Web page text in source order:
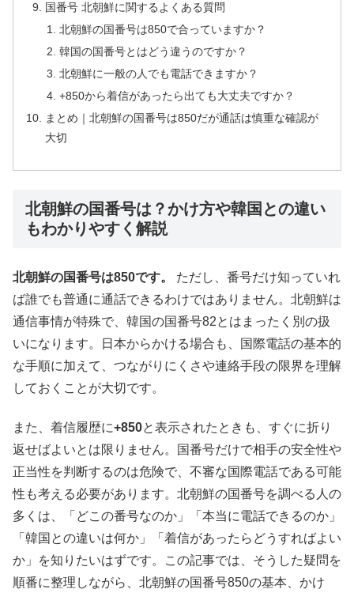
国番号 北朝鮮に関するよくある質問
北朝鮮の国番号は850で合っていますか？
韓国の国番号とはどう違うのですか？
北朝鮮に一般の人でも電話できますか？
+850から着信があったら出ても大丈夫ですか？
まとめ｜北朝鮮の国番号は850だが通話は慎重な確認が
大切
北朝鮮の国番号は？かけ方や韓国との違い
もわかりやすく解説
北朝鮮の国番号は850です。
ただし、番号だけ知っていれ
ば誰でも普通に通話できるわけではありません。北朝鮮は
通信事情が特殊で、韓国の国番号82とはまったく別の扱
いになります。日本からかける場合も、国際電話の基本的
な手順に加えて、つながりにくさや連絡手段の限界を理解
しておくことが大切です。
また、着信履歴に+850と表示されたときも、すぐに折り
返せばよいとは限りません。国番号だけで相手の安全性や
正当性を判断するのは危険で、不審な国際電話である可能
性も考える必要があります。北朝鮮の国番号を調べる人の
多くは、「どこの番号なのか」「本当に電話できるのか」
「韓国との違いは何か」「着信があったらどうすればよい
か」を知りたいはずです。この記事では、そうした疑問を
順番に整理しながら、北朝鮮の国番号850の基本、かけ